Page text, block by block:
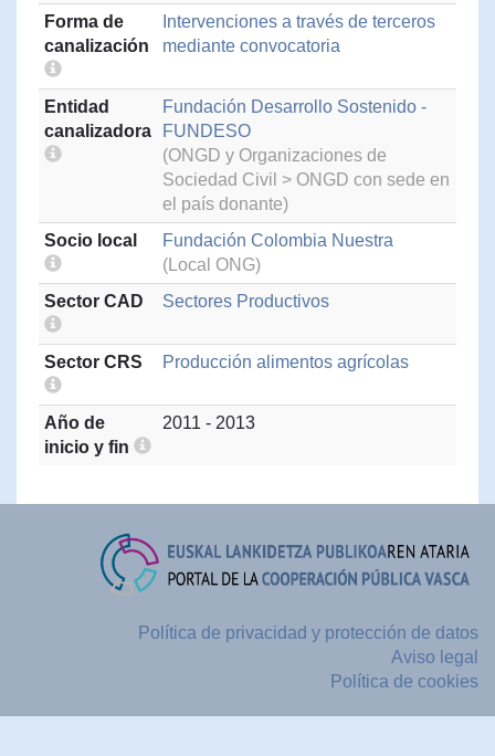
Forma de
canalización
Intervenciones a través de terceros
mediante convocatoria
Entidad
canalizadora
Fundación Desarrollo Sostenido -
FUNDESO
(ONGD y Organizaciones de
Sociedad Civil > ONGD con sede en
el país donante)
Socio local
Fundación Colombia Nuestra
(Local ONG)
Sector CAD
Sectores Productivos
Sector CRS Producción alimentos agrícolas
Año de
inicio y fin
2011 - 2013
Política de privacidad y protección de datos
Aviso legal
Política de cookies